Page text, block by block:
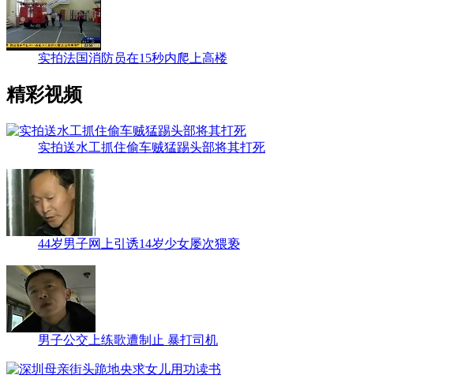
实拍法国消防员在15秒内爬上高楼
精彩视频
实拍送水工抓住偷车贼猛踢头部将其打死
44岁男子网上引诱14岁少女屡次猥亵
男子公交上练歌遭制止 暴打司机